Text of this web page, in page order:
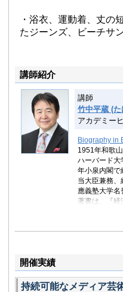
・浴衣、運動着、丈の
たジーンズ、ビーチサ
講師紹介
講師
竹中平蔵 (
アカデミー
Biography in
1951年和歌
ハーバード大
年小泉内閣で
当大臣兼務
應義塾大学名
著書は、『経
多数。
開催実績
持続可能なメディア芸